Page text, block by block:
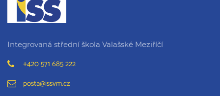
Integrovaná střední škola Valašské Meziříčí
+420 571 685 222
posta@issvm.cz